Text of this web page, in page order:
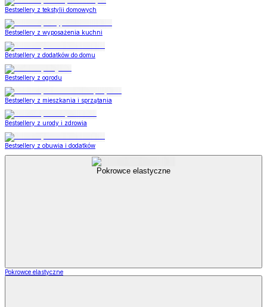
Bestsellery z tekstylii domowych
Bestsellery z wyposażenia kuchni
Bestsellery z dodatków do domu
Bestsellery z ogrodu
Bestsellery z mieszkania i sprzątania
Bestsellery z urody i zdrowia
Bestsellery z obuwia i dodatków
Pokrowce elastyczne
Pokrowce elastyczne